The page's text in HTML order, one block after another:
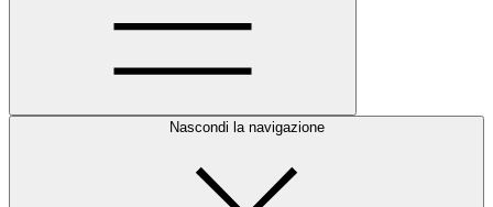
Nascondi la navigazione